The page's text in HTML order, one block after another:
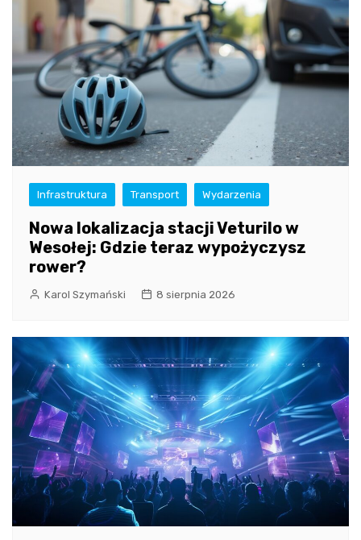
Infrastruktura Transport Wydarzenia
Nowa lokalizacja stacji Veturilo w
Wesołej: Gdzie teraz wypożyczysz
rower?
Karol Szymański 8 sierpnia 2026